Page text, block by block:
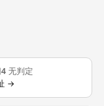
4 无判定
→